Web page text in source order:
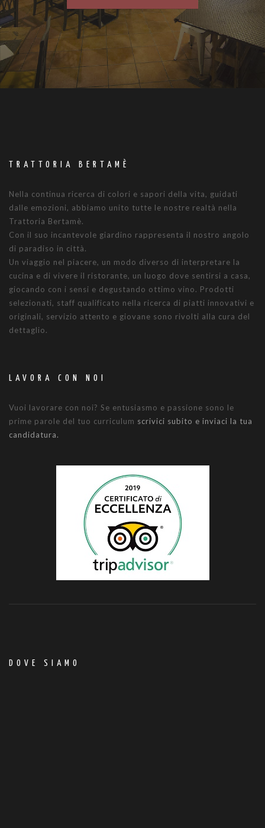
TRATTORIA BERTAMÈ
Nella continua ricerca di colori e sapori della vita, guidati
dalle emozioni, abbiamo unito tutte le nostre realtà nella
Trattoria Bertamè.
Con il suo incantevole giardino rappresenta il nostro angolo
di paradiso in città.
Un viaggio nel piacere, un modo diverso di interpretare la
cucina e di vivere il ristorante, un luogo dove sentirsi a casa,
giocando con i sensi e degustando ottimo vino. Prodotti
selezionati, staff qualificato nella ricerca di piatti innovativi e
originali, servizio attento e giovane sono rivolti alla cura del
dettaglio.
LAVORA CON NOI
Vuoi lavorare con noi? Se entusiasmo e passione sono le
prime parole del tuo curriculum scrivici subito e inviaci la tua
candidatura.
DOVE SIAMO